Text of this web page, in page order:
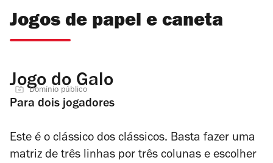
Jogos de papel e caneta
Jogo do Galo
Domínio público
Para dois jogadores
Este é o clássico dos clássicos. Basta fazer uma
matriz de três linhas por três colunas e escolher